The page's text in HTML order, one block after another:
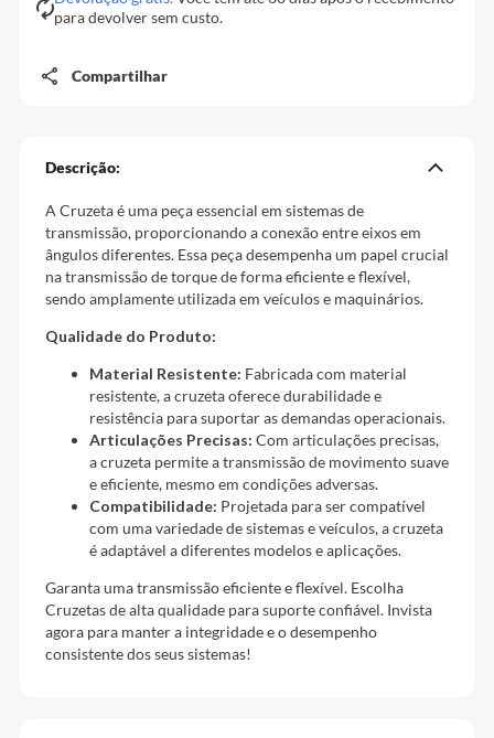
para devolver sem custo.
Compartilhar
Descrição:
A Cruzeta é uma peça essencial em sistemas de
transmissão, proporcionando a conexão entre eixos em
ângulos diferentes. Essa peça desempenha um papel crucial
na transmissão de torque de forma eficiente e flexível,
sendo amplamente utilizada em veículos e maquinários.
Qualidade do Produto:
Material Resistente: Fabricada com material
resistente, a cruzeta oferece durabilidade e
resistência para suportar as demandas operacionais.
Articulações Precisas: Com articulações precisas,
a cruzeta permite a transmissão de movimento suave
e eficiente, mesmo em condições adversas.
Compatibilidade: Projetada para ser compatível
com uma variedade de sistemas e veículos, a cruzeta
é adaptável a diferentes modelos e aplicações.
Garanta uma transmissão eficiente e flexível. Escolha
Cruzetas de alta qualidade para suporte confiável. Invista
agora para manter a integridade e o desempenho
consistente dos seus sistemas!